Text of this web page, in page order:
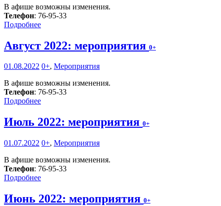
В афише возможны изменения.
Телефон: 76-95-33
Подробнее
Август 2022: мероприятия 0+
01.08.2022 0+, Мероприятия
В афише возможны изменения.
Телефон: 76-95-33
Подробнее
Июль 2022: мероприятия 0+
01.07.2022 0+, Мероприятия
В афише возможны изменения.
Телефон: 76-95-33
Подробнее
Июнь 2022: мероприятия 0+